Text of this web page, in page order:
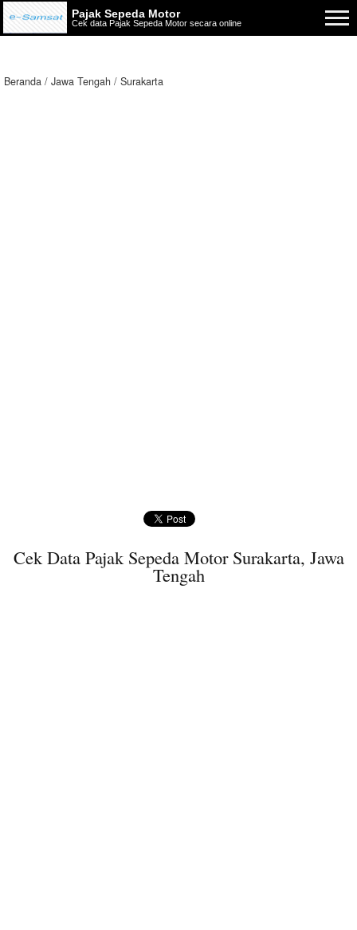
Pajak Sepeda Motor
Cek data Pajak Sepeda Motor secara online
Beranda Jawa Tengah Surakarta
Cek Data Pajak Sepeda Motor Surakarta, Jawa
Tengah